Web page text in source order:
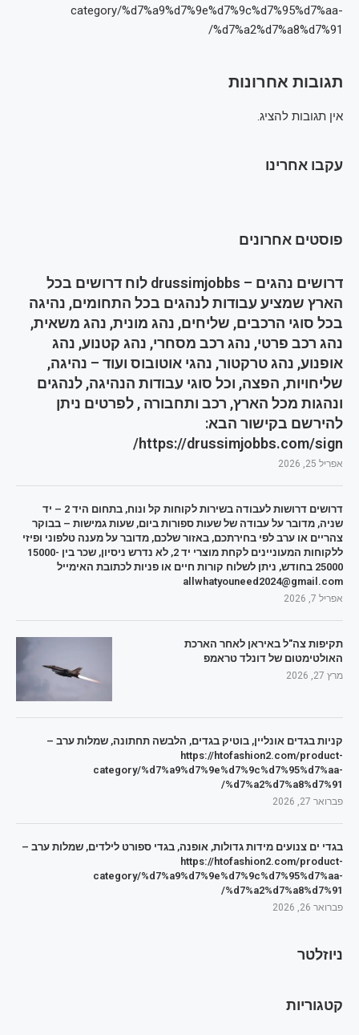
category/%d7%a9%d7%9e%d7%9c%d7%95%d7%aa-
%d7%a2%d7%a8%d7%91/
תגובות אחרונות
אין תגובות להציג.
עקבו אחרינו
פוסטים אחרונים
דרושים נהגים – drussimjobbs לוח דרושים בכל
הארץ שמציע עבודות לנהגים בכל התחומים, נהיגה
בכל סוגי הרכבים, שליחים, נהג מונית, נהג משאית,
נהג רכב פרטי, נהג רכב מסחרי, נהג קטנוע, נהג
אופנוע, נהג טרקטור, נהגי אוטובוס ועוד – נהיגה,
שליחויות, הפצה, וכל סוגי עבודות הנהיגה, לנהגים
ונהגות מכל הארץ, רכב ותחבורה , לפרטים ניתן
להירשם בקישור הבא:
https://drussimjobbs.com/sign/
אפריל 25, 2026
דרושים דרושות לעבודה בשירות לקוחות קל ונוח, בתחום היד 2 – יד
שניה, מדובר על עבודה של שעות ספורות ביום, שעות גמישות – בבוקר
צהריים או ערב לפי בחירתכם, באזור שלכם, מדובר על מענה טלפוני ופיזי
ללקוחות המעוניינים לקחת מוצרי יד 2, לא נדרש ניסיון, שכר בין 15000-
25000 בחודש, ניתן לשלוח קורות חיים או פניות לכתובת האימייל
allwhatyouneed2024@gmail.com
אפריל 7, 2026
תקיפות צה"ל באיראן לאחר הארכת
האולטימטום של דונלד טראמפ
מרץ 27, 2026
קניות בגדים אונליין, בוטיק בגדים, הלבשה תחתונה, שמלות ערב –
https://htofashion2.com/product-
category/%d7%a9%d7%9e%d7%9c%d7%95%d7%aa-
%d7%a2%d7%a8%d7%91/
פברואר 27, 2026
בגדי ים צנועים מידות גדולות, אופנה, בגדי ספורט לילדים, שמלות ערב –
https://htofashion2.com/product-
category/%d7%a9%d7%9e%d7%9c%d7%95%d7%aa-
%d7%a2%d7%a8%d7%91/
פברואר 26, 2026
ניוזלטר
קטגוריות